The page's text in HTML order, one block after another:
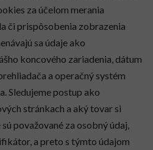
za účelom merania
či prispôsobenia zobrazenia
sa údaje ako
koncového zariadenia, dátum
a operačný systém
Sledujeme postup ako
stránkach a aký tovar si
považované za osobný údaj,
a preto s týmto údajom